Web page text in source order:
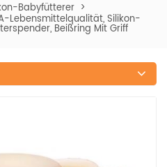
Babyfütterer >
Lebensmittelqualität, Silikon-
Beißring Mit Griff